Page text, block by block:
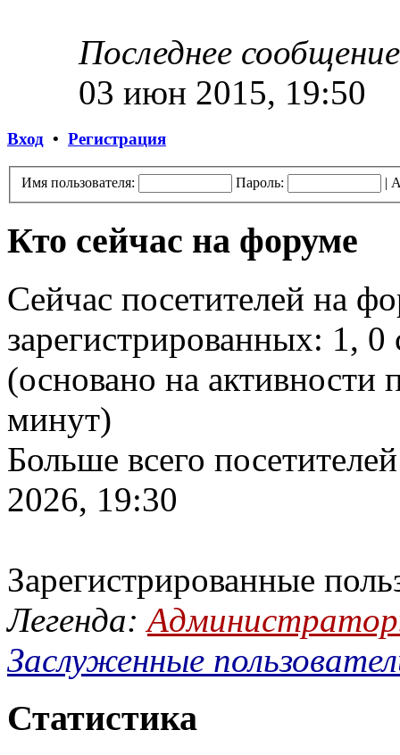
Последнее сообщение
03 июн 2015, 19:50
Вход • Регистрация
Имя пользователя: Пароль: |
Кто сейчас на форуме
Сейчас посетителей на
зарегистрированных: 1,
(основано на активности
минут)
Больше всего
2026, 19:30
Зарегистрированные
Легенда:
Заслуженные
Статистика